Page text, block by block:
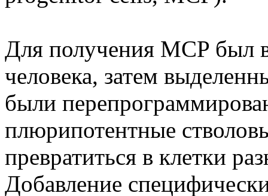
Для получения MCP был
человека, затем
были
плюрипотентные
превратиться в клетки
Добавление